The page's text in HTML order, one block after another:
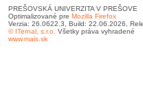
PREŠOVSKÁ UNIVERZITA V PREŠOVE
Optimalizované pre Mozilla Firefox
Verzia: 26.0622.3, Build: 22.06.2026,
© ITernal, s.r.o. Všetky práva vyhradené
www.mais.sk